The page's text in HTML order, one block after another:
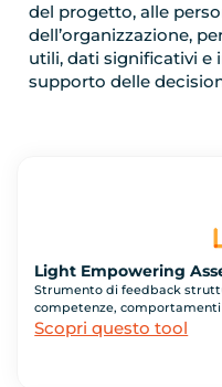
del progetto, alle
dell’organizzazione,
utili, dati significativi e
supporto delle
Light Empowering
Strumento di feedback
competenze,
Scopri questo tool